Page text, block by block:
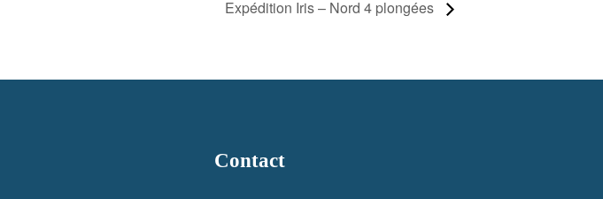
Expédition Iris – Nord 4 plongées
Contact